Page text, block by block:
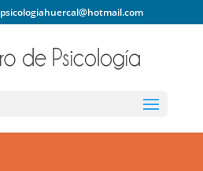
psicologiahuercal@hotmail.com